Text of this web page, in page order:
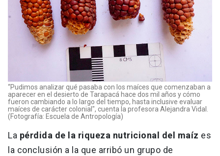
“Pudimos analizar qué pasaba con los maíces que comenzaban a
aparecer en el desierto de Tarapacá hace dos mil años y cómo
fueron cambiando a lo largo del tiempo, hasta inclusive evaluar
maíces de carácter colonial", cuenta la profesora Alejandra Vidal.
(Fotografía: Escuela de Antropología)
La pérdida de la riqueza nutricional del maíz es
la conclusión a la que arribó un grupo de